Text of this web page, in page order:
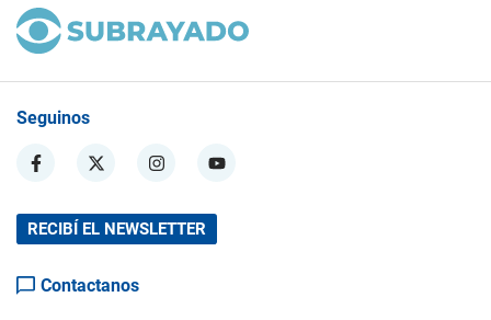
Seguinos
RECIBÍ EL NEWSLETTER
Contactanos